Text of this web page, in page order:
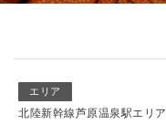
エリア
北陸新幹線芦原温泉駅エリア